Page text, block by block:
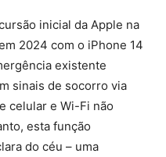
inicial da Apple na
2024 com o iPhone 14
existente
sinais de socorro via
celular e Wi-Fi não
esta função
do céu – uma